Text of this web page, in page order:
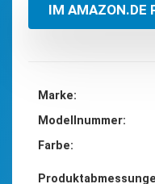
IM AMAZON.DE
Marke
Modellnummer
Farbe